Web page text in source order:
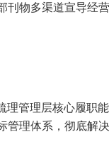
物多渠道宣导经
管理层核心履职
理体系，彻底解决